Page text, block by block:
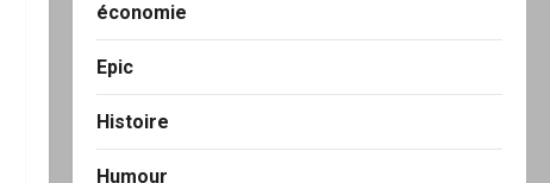
économie
Epic
Histoire
Humour